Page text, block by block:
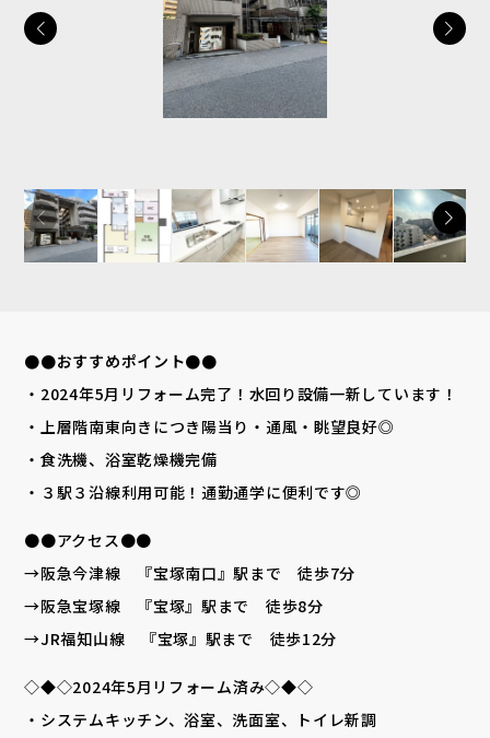
●●おすすめポイント●●
・2024年5月リフォーム完了！水回り設備一新しています！
・上層階南東向きにつき陽当り・通風・眺望良好◎
・食洗機、浴室乾燥機完備
・３駅３沿線利用可能！通勤通学に便利です◎
●●アクセス●●
→阪急今津線 『宝塚南口』駅まで 徒歩7分
→阪急宝塚線 『宝塚』駅まで 徒歩8分
→JR福知山線 『宝塚』駅まで 徒歩12分
◇◆◇2024年5月リフォーム済み◇◆◇
・システムキッチン、浴室、洗面室、トイレ新調